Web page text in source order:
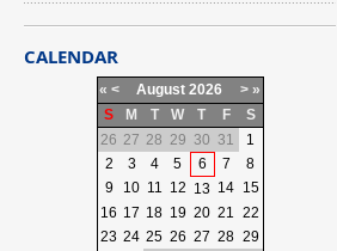
CALENDAR
« < August 2026 > »
S
M T W T F
S
26 27 28 29 30 31
1
2
3 4 5 6 7
8
9
10 11 12 13 14 15
16 17 18 19 20 21 22
23 24 25 26 27 28 29